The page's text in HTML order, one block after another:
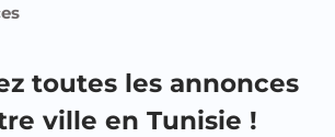
toutes les annonces
ville en Tunisie !